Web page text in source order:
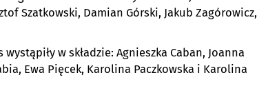
Szatkowski, Damian Górski, Jakub Zagórowicz,
w składzie: Agnieszka Caban, Joanna
Ewa Pięcek, Karolina Paczkowska i Karolina